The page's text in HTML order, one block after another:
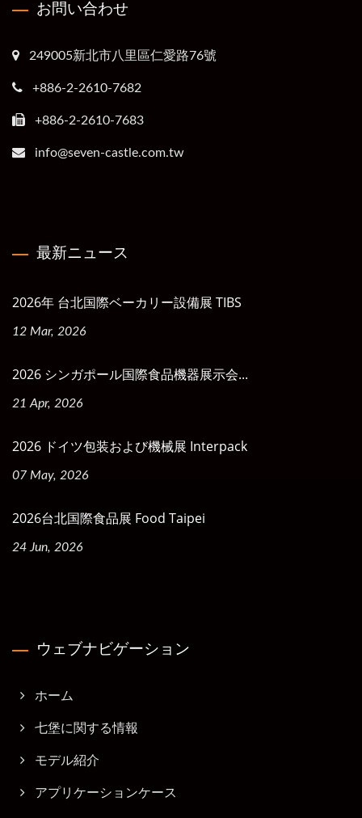
お問い合わせ
249005新北市八里區仁愛路76號
+886-2-2610-7682
+886-2-2610-7683
info@seven-castle.com.tw
最新ニュース
2026年 台北国際ベーカリー設備展 TIBS
12 Mar, 2026
2026 シンガポール国際食品機器展示会...
21 Apr, 2026
2026 ドイツ包装および機械展 Interpack
07 May, 2026
2026台北国際食品展 Food Taipei
24 Jun, 2026
ウェブナビゲーション
ホーム
七堡に関する情報
モデル紹介
アプリケーションケース